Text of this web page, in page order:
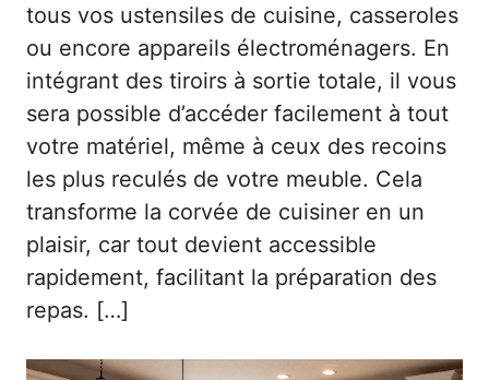
tous vos ustensiles de cuisine, casseroles
ou encore appareils électroménagers. En
intégrant des tiroirs à sortie totale, il vous
sera possible d’accéder facilement à tout
votre matériel, même à ceux des recoins
les plus reculés de votre meuble. Cela
transforme la corvée de cuisiner en un
plaisir, car tout devient accessible
rapidement, facilitant la préparation des
repas. […]